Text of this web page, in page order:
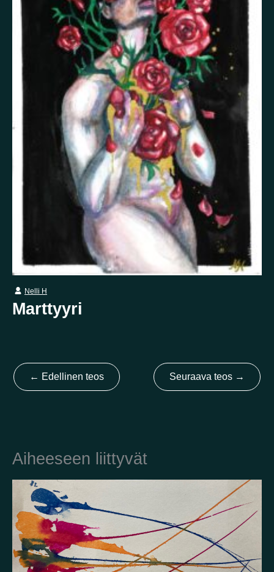
Itsetuhoisuus
Jännitys
Kaipaus
Kaksisuuntainen mielialahäiriö
Kärsimys
Kiitollisuus
Kuolema Kuuloharhat
Luonto
Mania Masennus
Mindfulness
Oikeudenmukaisuus Onni
Paha olo
Pakko-oireinen häiriö
Paniikki
Pelko
Persoonallisuushäiriö
Psykoosi
Rakkaus
Rauhallisuus
Rauhattomuus
Riippuvuus
Seksuaalisuus Skitsofrenia
Stressi
Suojelusenkeli
Surrealismi Suru
Syömishäiriö
Toivo Trauma
Tulevaisuus
Unettomuus
Uupumus
Vainoharhaisuus Valemuisto
Vapaus
Veistos
Yksinäisyys Ylpeys Ystävällisyys
Kotimaa
Yhdysvallat
Not selected
Yhdistynyt kuningaskunta
Nelli H
Marttyyri
← Edellinen teos Seuraava teos →
Aiheeseen liittyvät